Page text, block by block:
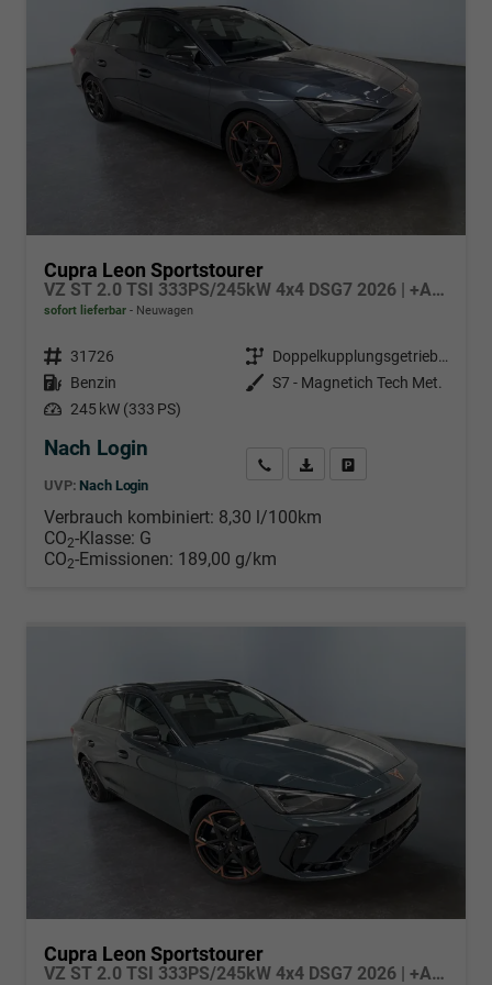
Cupra Leon Sportstourer
VZ ST 2.0 TSI 333PS/245kW 4x4 DSG7 2026 | +AHK +PANO +NAVI +Matrix +Immersive +5J Erw. Garantie
sofort lieferbar Neuwagen
Fahrzeugnr. 31726 Getriebe
Doppelkupplungsgetriebe (DSG)
Kraftstoff Benzin Außenfarbe S7 - Magnetich Tech Met.
Leistung 245 kW (333 PS)
Nach Login
UVP: Nach Login
Wir rufen Sie anPDF-Datei, Fahrzeugexposé
Verbrauch kombiniert: 8,30 l/100km
CO2-Klasse: G
CO2-Emissionen: 189,00 g/km
Cupra Leon Sportstourer
VZ ST 2.0 TSI 333PS/245kW 4x4 DSG7 2026 | +AHK +NAVI +Matrix +Immersive +5J Erw. Garantie